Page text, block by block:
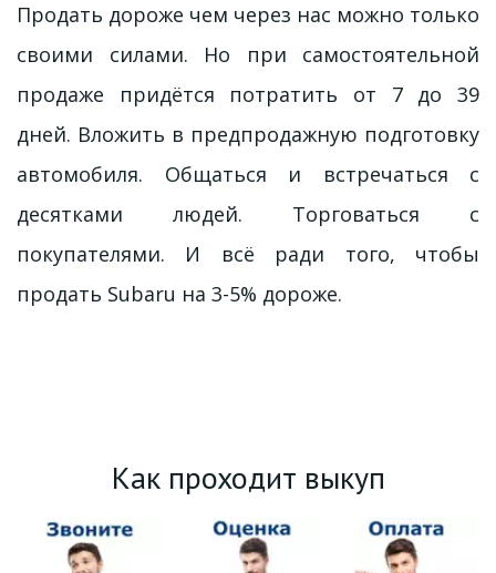
Продать дороже чем через нас можно только
своими силами. Но при самостоятельной
продаже придётся потратить от 7 до 39
дней. Вложить в предпродажную подготовку
автомобиля. Общаться и встречаться с
десятками людей. Торговаться с
покупателями. И всё ради того, чтобы
продать Subaru на 3-5% дороже.
Как проходит выкуп